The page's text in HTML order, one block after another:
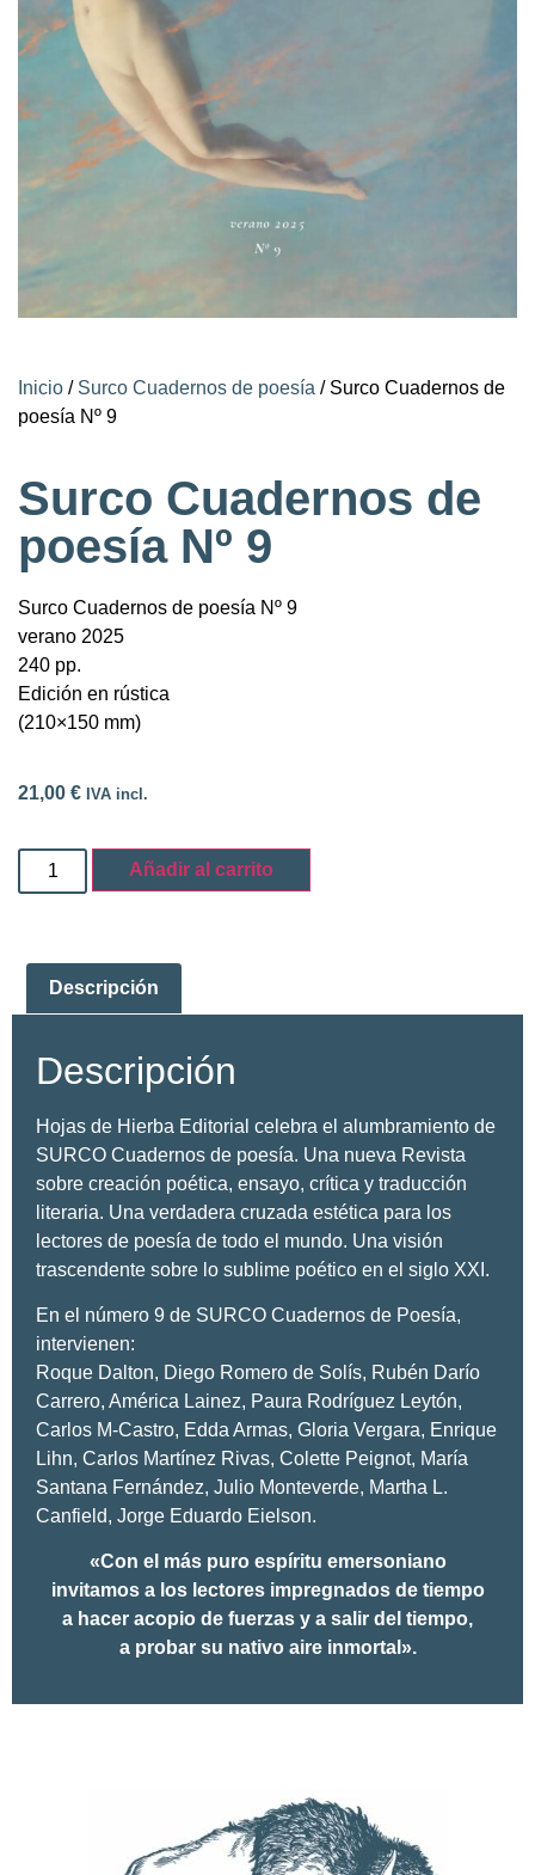
Inicio / Surco Cuadernos de poesía / Surco Cuadernos de
poesía Nº 9
Surco Cuadernos de
poesía Nº 9
Surco Cuadernos de poesía Nº 9
verano 2025
240 pp.
Edición en rústica
(210×150 mm)
21,00 € IVA incl.
Añadir al carrito
Descripción
Descripción
Hojas de Hierba Editorial celebra el alumbramiento de
SURCO Cuadernos de poesía. Una nueva Revista
sobre creación poética, ensayo, crítica y traducción
literaria. Una verdadera cruzada estética para los
lectores de poesía de todo el mundo. Una visión
trascendente sobre lo sublime poético en el siglo XXI.
En el número 9 de SURCO Cuadernos de Poesía,
intervienen:
Roque Dalton, Diego Romero de Solís, Rubén Darío
Carrero, América Lainez, Paura Rodríguez Leytón,
Carlos M-Castro, Edda Armas, Gloria Vergara, Enrique
Lihn, Carlos Martínez Rivas, Colette Peignot, María
Santana Fernández, Julio Monteverde, Martha L.
Canfield, Jorge Eduardo Eielson.
«Con el más puro espíritu emersoniano
invitamos a los lectores impregnados de tiempo
a hacer acopio de fuerzas y a salir del tiempo,
a probar su nativo aire inmortal».